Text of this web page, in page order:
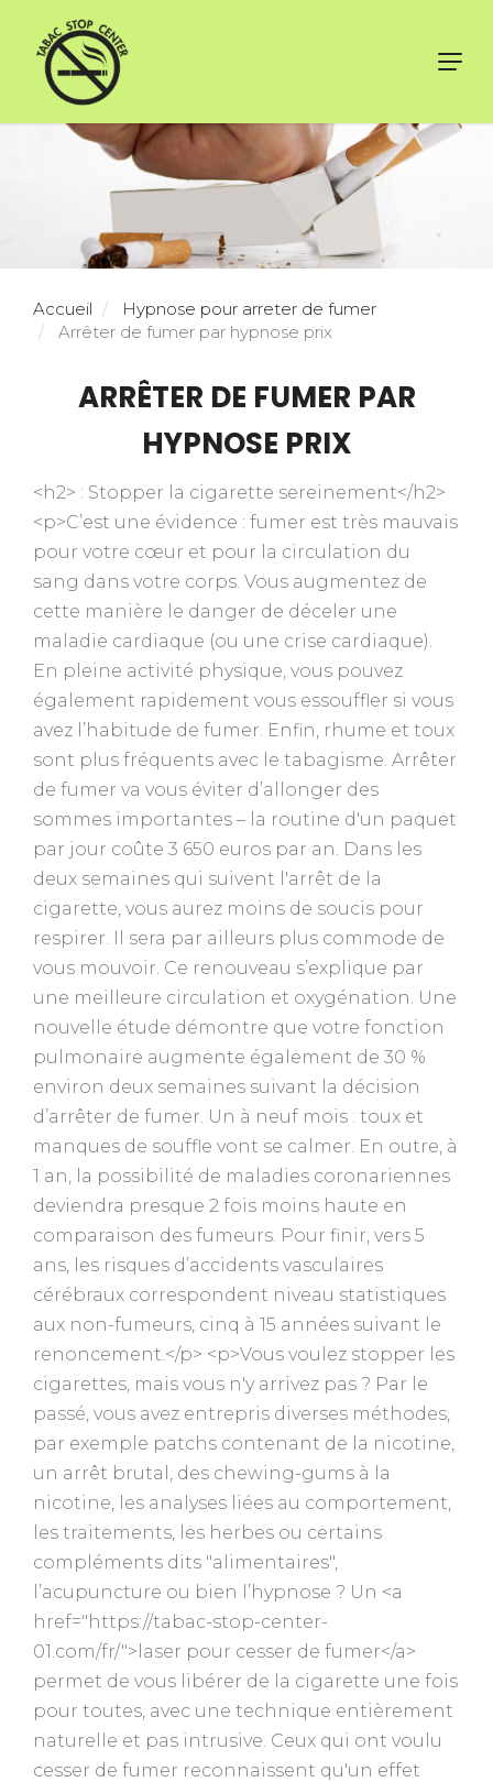
Accueil
Hypnose pour arreter de fumer
Arrêter de fumer par hypnose prix
ARRÊTER DE FUMER PAR
HYPNOSE PRIX
<h2> : Stopper la cigarette sereinement</h2>
<p>C’est une évidence : fumer est très mauvais
pour votre cœur et pour la circulation du
sang dans votre corps. Vous augmentez de
cette manière le danger de déceler une
maladie cardiaque (ou une crise cardiaque).
En pleine activité physique, vous pouvez
également rapidement vous essouffler si vous
avez l’habitude de fumer. Enfin, rhume et toux
sont plus fréquents avec le tabagisme. Arrêter
de fumer va vous éviter d’allonger des
sommes importantes – la routine d'un paquet
par jour coûte 3 650 euros par an. Dans les
deux semaines qui suivent l'arrêt de la
cigarette, vous aurez moins de soucis pour
respirer. Il sera par ailleurs plus commode de
vous mouvoir. Ce renouveau s’explique par
une meilleure circulation et oxygénation. Une
nouvelle étude démontre que votre fonction
pulmonaire augmente également de 30 %
environ deux semaines suivant la décision
d’arrêter de fumer. Un à neuf mois : toux et
manques de souffle vont se calmer. En outre, à
1 an, la possibilité de maladies coronariennes
deviendra presque 2 fois moins haute en
comparaison des fumeurs. Pour finir, vers 5
ans, les risques d’accidents vasculaires
cérébraux correspondent niveau statistiques
aux non-fumeurs, cinq à 15 années suivant le
renoncement.</p> <p>Vous voulez stopper les
cigarettes, mais vous n'y arrivez pas ? Par le
passé, vous avez entrepris diverses méthodes,
par exemple patchs contenant de la nicotine,
un arrêt brutal, des chewing-gums à la
nicotine, les analyses liées au comportement,
les traitements, les herbes ou certains
compléments dits "alimentaires",
l’acupuncture ou bien l’hypnose ? Un <a
href="https://tabac-stop-center-
01.com/fr/">laser pour cesser de fumer</a>
permet de vous libérer de la cigarette une fois
pour toutes, avec une technique entièrement
naturelle et pas intrusive. Ceux qui ont voulu
cesser de fumer reconnaissent qu'un effet